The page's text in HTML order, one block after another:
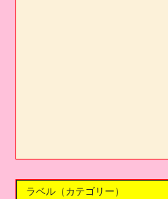
ラベル（カテゴリー）